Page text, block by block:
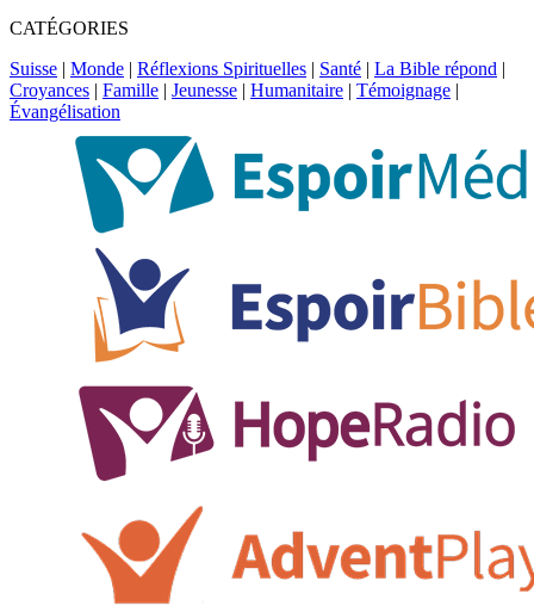
CATÉGORIES
Suisse | Monde | Réflexions Spirituelles | Santé | La Bible répond |
Croyances | Famille | Jeunesse | Humanitaire | Témoignage |
Évangélisation